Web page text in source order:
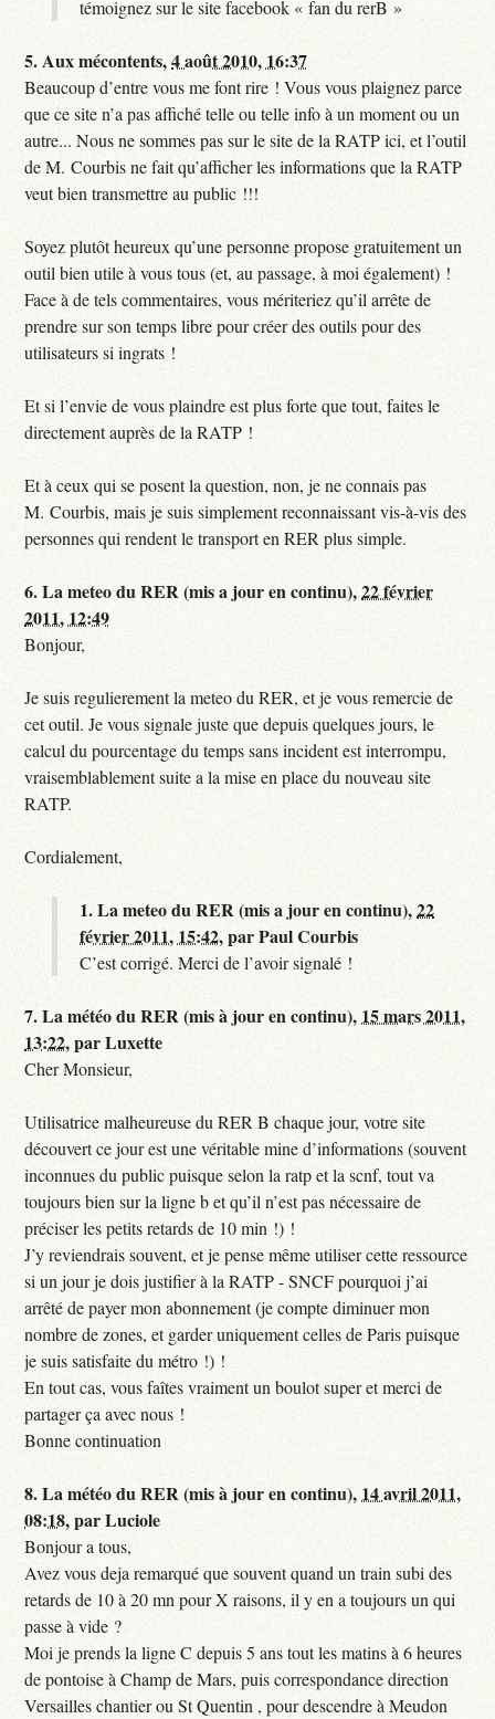
témoignez sur le site facebook « fan du rerB »
5.Aux mécontents,4 août 2010, 16:37
Beaucoup d’entre vous me font rire ! Vous vous plaignez parce
que ce site n’a pas affiché telle ou telle info à un moment ou un
autre... Nous ne sommes pas sur le site de la RATP ici, et l’outil
de M. Courbis ne fait qu’afficher les informations que la RATP
veut bien transmettre au public !!!
Soyez plutôt heureux qu’une personne propose gratuitement un
outil bien utile à vous tous (et, au passage, à moi également) !
Face à de tels commentaires, vous mériteriez qu’il arrête de
prendre sur son temps libre pour créer des outils pour des
utilisateurs si ingrats !
Et si l’envie de vous plaindre est plus forte que tout, faites le
directement auprès de la RATP !
Et à ceux qui se posent la question, non, je ne connais pas
M. Courbis, mais je suis simplement reconnaissant vis-à-vis des
personnes qui rendent le transport en RER plus simple.
6.La meteo du RER (mis a jour en continu),22 février
2011, 12:49
Bonjour,
Je suis regulierement la meteo du RER, et je vous remercie de
cet outil. Je vous signale juste que depuis quelques jours, le
calcul du pourcentage du temps sans incident est interrompu,
vraisemblablement suite a la mise en place du nouveau site
RATP.
Cordialement,
1.La meteo du RER (mis a jour en continu),22
février 2011, 15:42,parPaul Courbis
C’est corrigé. Merci de l’avoir signalé !
7.La météo du RER (mis à jour en continu), 15 mars 2011,
13:22,parLuxette
Cher Monsieur,
Utilisatrice malheureuse du RER B chaque jour, votre site
découvert ce jour est une véritable mine d’informations (souvent
inconnues du public puisque selon la ratp et la scnf, tout va
toujours bien sur la ligne b et qu’il n’est pas nécessaire de
préciser les petits retards de 10 min !) !
J’y reviendrais souvent, et je pense même utiliser cette ressource
si un jour je dois justifier à la RATP - SNCF pourquoi j’ai
arrêté de payer mon abonnement (je compte diminuer mon
nombre de zones, et garder uniquement celles de Paris puisque
je suis satisfaite du métro !) !
En tout cas, vous faîtes vraiment un boulot super et merci de
partager ça avec nous !
Bonne continuation
8.La météo du RER (mis à jour en continu), 14 avril 2011,
08:18,parLuciole
Bonjour a tous,
Avez vous deja remarqué que souvent quand un train subi des
retards de 10 à 20 mn pour X raisons, il y en a toujours un qui
passe à vide ?
Moi je prends la ligne C depuis 5 ans tout les matins à 6 heures
de pontoise à Champ de Mars, puis correspondance direction
Versailles chantier ou St Quentin , pour descendre à Meudon